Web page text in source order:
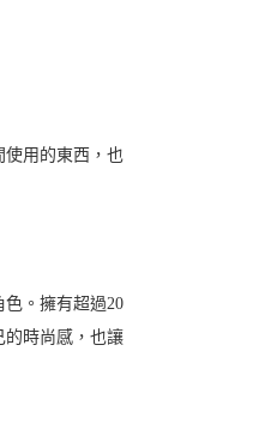
用的東西，也
。擁有超過20
的時尚感，也讓